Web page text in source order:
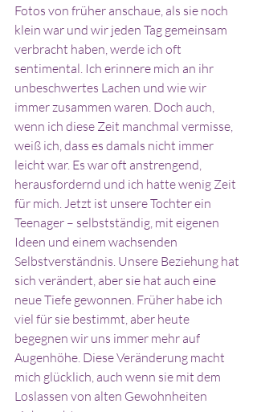
Fotos von früher anschaue, als sie noch
klein war und wir jeden Tag gemeinsam
verbracht haben, werde ich oft
sentimental. Ich erinnere mich an ihr
unbeschwertes Lachen und wie wir
immer zusammen waren. Doch auch,
wenn ich diese Zeit manchmal vermisse,
weiß ich, dass es damals nicht immer
leicht war. Es war oft anstrengend,
herausfordernd und ich hatte wenig Zeit
für mich. Jetzt ist unsere Tochter ein
Teenager – selbstständig, mit eigenen
Ideen und einem wachsenden
Selbstverständnis. Unsere Beziehung hat
sich verändert, aber sie hat auch eine
neue Tiefe gewonnen. Früher habe ich
viel für sie bestimmt, aber heute
begegnen wir uns immer mehr auf
Augenhöhe. Diese Veränderung macht
mich glücklich, auch wenn sie mit dem
Loslassen von alten Gewohnheiten